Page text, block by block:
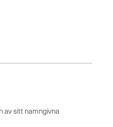
av sitt namngivna